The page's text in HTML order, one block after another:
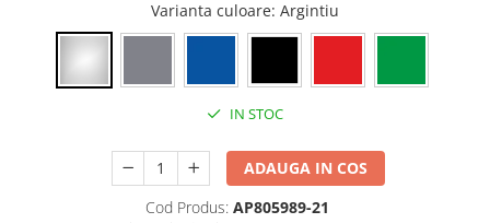
Varianta culoare: Argintiu
IN STOC
ADAUGA IN COS
Cod Produs: AP805989-21